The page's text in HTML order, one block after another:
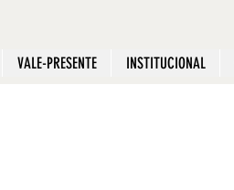
VALE-PRESENTE INSTITUCIONAL